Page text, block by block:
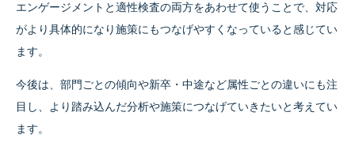
エンゲージメントと適性検査の両方をあわせて使うことで、対応
がより具体的になり施策にもつなげやすくなっていると感じてい
ます。
今後は、部門ごとの傾向や新卒・中途など属性ごとの違いにも注
目し、より踏み込んだ分析や施策につなげていきたいと考えてい
ます。